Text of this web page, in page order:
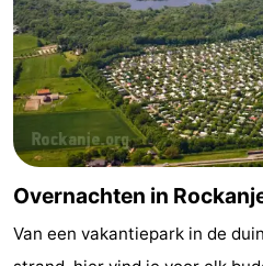
Overnachten in
Van een vakantiepark in de